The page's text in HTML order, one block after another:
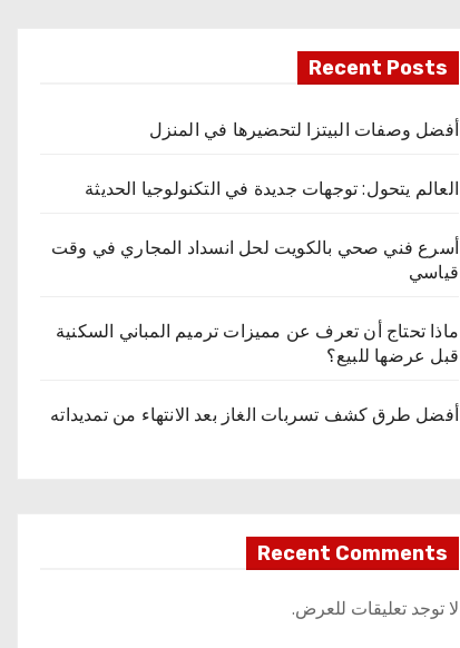
Recent Posts
أفضل وصفات البيتزا لتحضيرها في المنزل
العالم يتحول: توجهات جديدة في التكنولوجيا الحديثة
أسرع فني صحي بالكويت لحل انسداد المجاري في وقت
قياسي
ماذا تحتاج أن تعرف عن مميزات ترميم المباني السكنية
قبل عرضها للبيع؟
أفضل طرق كشف تسربات الغاز بعد الانتهاء من تمديداته
Recent Comments
لا توجد تعليقات للعرض.